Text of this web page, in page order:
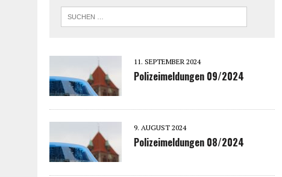
11. SEPTEMBER 2024
Polizeimeldungen 09/2024
9. AUGUST 2024
Polizeimeldungen 08/2024